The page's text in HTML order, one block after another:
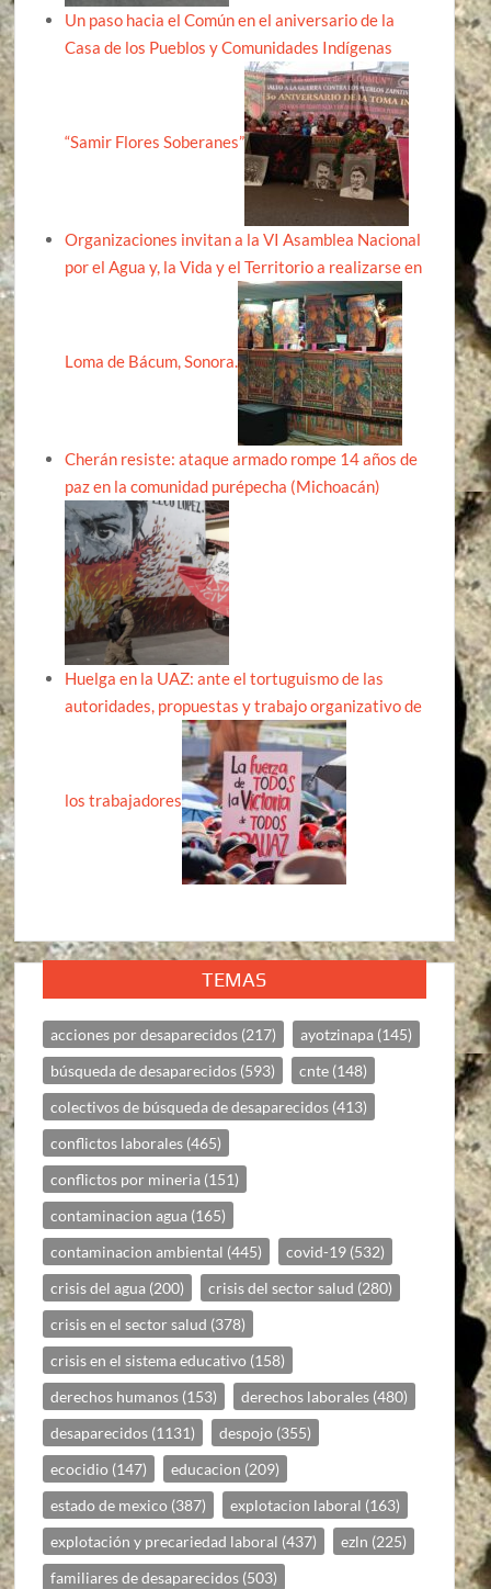
Un paso hacia el Común en el aniversario de la
Casa de los Pueblos y Comunidades Indígenas
“Samir Flores Soberanes”
Organizaciones invitan a la VI Asamblea Nacional
por el Agua y, la Vida y el Territorio a realizarse en
Loma de Bácum, Sonora.
Cherán resiste: ataque armado rompe 14 años de
paz en la comunidad purépecha (Michoacán)
Huelga en la UAZ: ante el tortuguismo de las
autoridades, propuestas y trabajo organizativo de
los trabajadores
TEMAS
acciones por desaparecidos (217) ayotzinapa (145)
búsqueda de desaparecidos (593) cnte (148)
colectivos de búsqueda de desaparecidos (413)
conflictos laborales (465)
conflictos por mineria (151)
contaminacion agua (165)
contaminacion ambiental (445) covid-19 (532)
crisis del agua (200) crisis del sector salud (280)
crisis en el sector salud (378)
crisis en el sistema educativo (158)
derechos humanos (153) derechos laborales (480)
desaparecidos (1131) despojo (355)
ecocidio (147) educacion (209)
estado de mexico (387) explotacion laboral (163)
explotación y precariedad laboral (437) ezln (225)
familiares de desaparecidos (503)